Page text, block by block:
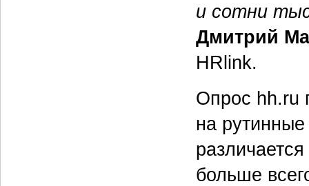
и сотни
Дмитрий
HRlink.
Опрос hh.ru
на
больше